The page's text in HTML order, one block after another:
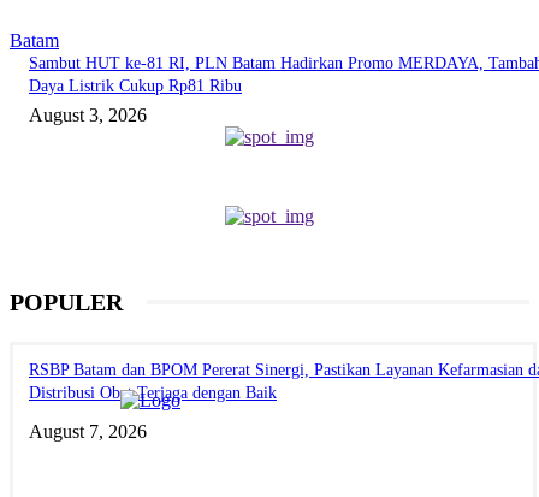
Batam
Sambut HUT ke-81 RI, PLN Batam Hadirkan Promo MERDAYA,
Daya Listrik Cukup Rp81 Ribu
August 3, 2026
POPULER
RSBP Batam dan BPOM Pererat Sinergi, Pastikan Layanan Kefarmasian
Distribusi Obat Terjaga dengan Baik
August 7, 2026